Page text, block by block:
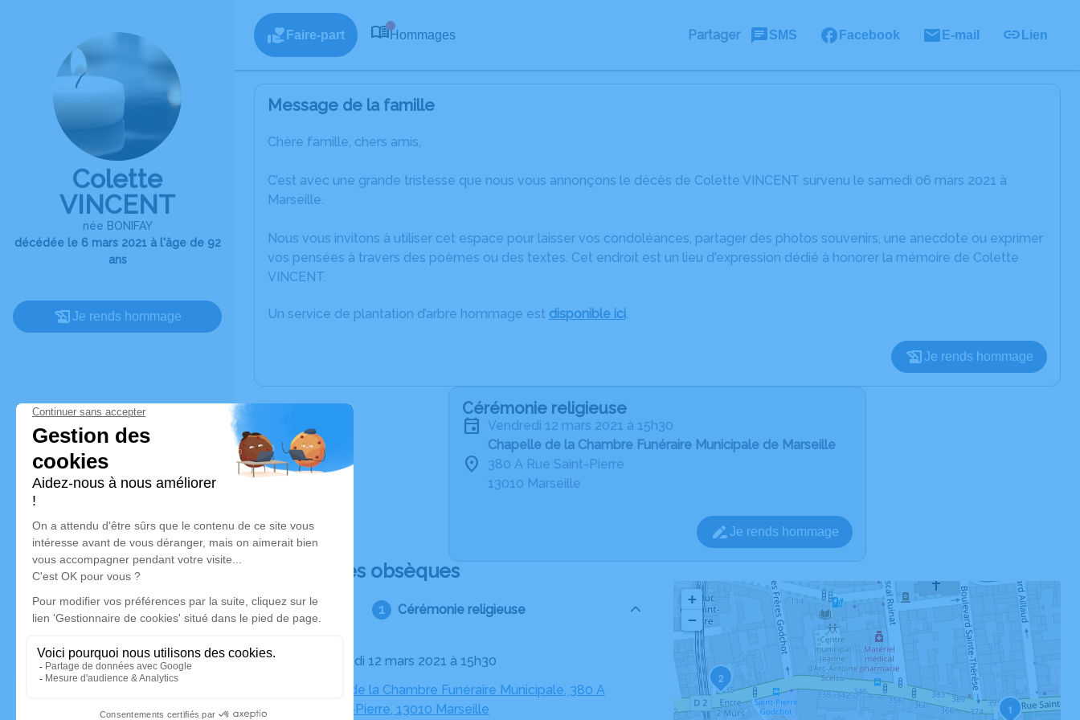
Colette
VINCENT
née BONIFAY
décédée le 6 mars 2021 à l'âge de 92
ans
Je rends hommage
Faire-part Hommages Partager SMS Facebook E-mail Lien
Message de la famille
Chère famille, chers amis,
C’est avec une grande tristesse que nous vous annonçons le décès de Colette VINCENT survenu le samedi 06 mars 2021 à
Marseille.
Nous vous invitons à utiliser cet espace pour laisser vos condoléances, partager des photos souvenirs, une anecdote ou exprimer
vos pensées à travers des poèmes ou des textes. Cet endroit est un lieu d'expression dédié à honorer la mémoire de Colette
VINCENT.
Un service de plantation d’arbre hommage est disponible ici.
Je rends hommage
Cérémonie religieuse
vendredi 12 mars 2021 à 15h30
Chapelle de la Chambre Funéraire Municipale de Marseille
380 A Rue Saint-Pierre
13010 Marseille
Je rends hommage
Déroulé des obsèques
Cérémonie religieuse
Le vendredi 12 mars 2021 à 15h30
Chapelle de la Chambre Funéraire Municipale, 380 A
Rue Saint-Pierre, 13010 Marseille
1
2
+
−